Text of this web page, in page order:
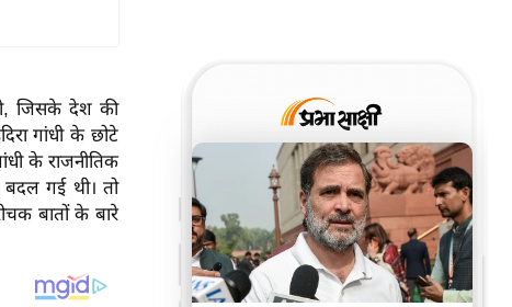
जिसके देश की
गांधी के छोटे
के राजनीतिक
गई थी। तो
बातों के बारे